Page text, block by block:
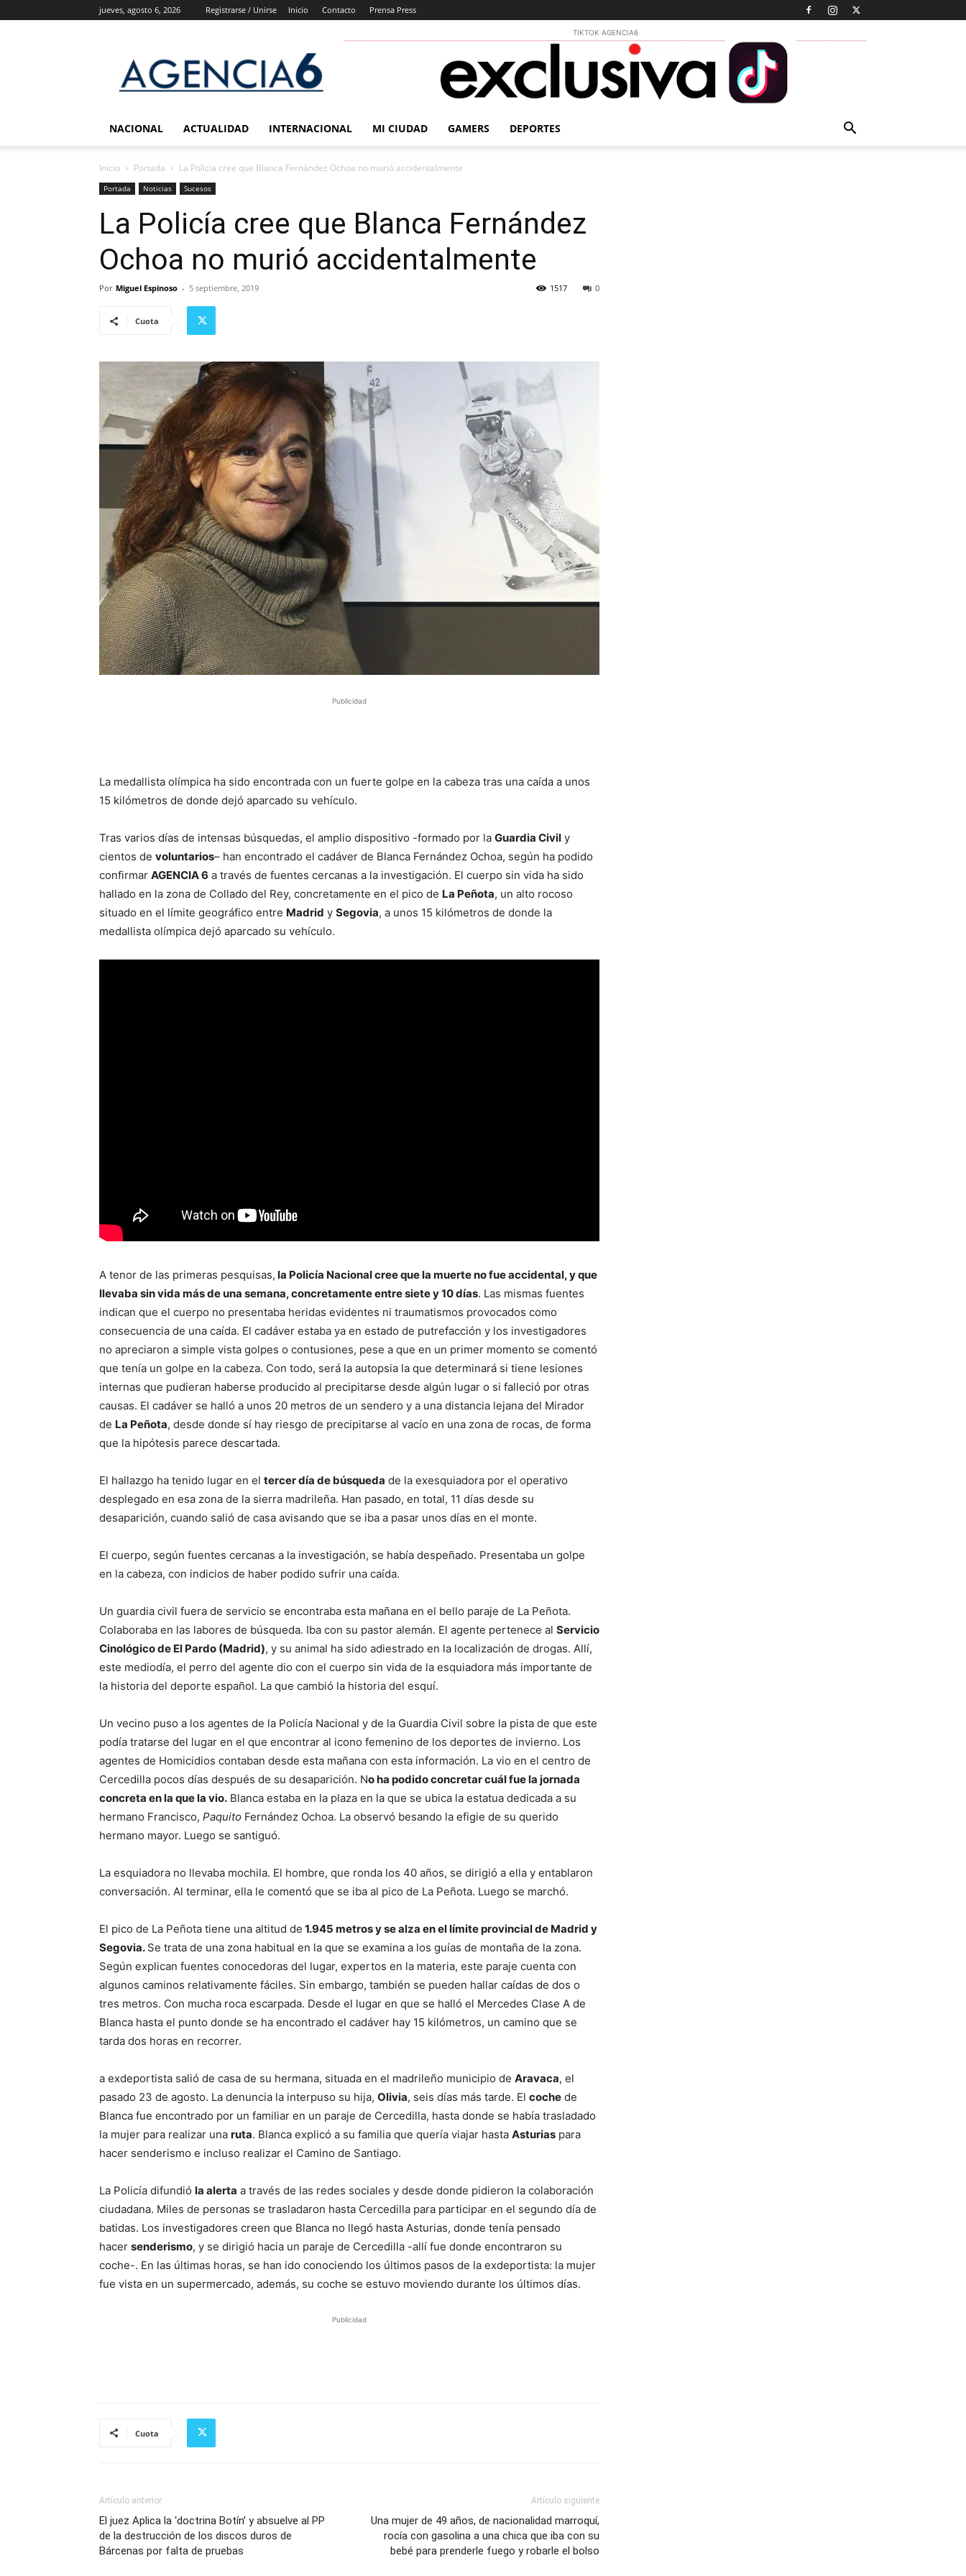
jueves, agosto 6, 2026 Registrarse / Unirse Inicio Contacto Prensa Press
6
Noticias
TIKTOK AGENCIA6
NACIONAL ACTUALIDAD INTERNACIONAL MI CIUDAD GAMERS DEPORTES
Inicio Portada La Policía cree que Blanca Fernández Ochoa no murió accidentalmente
Portada Noticias Sucesos
La Policía cree que Blanca Fernández
Ochoa no murió accidentalmente
Por Miguel Espinoso - 5 septiembre, 2019 0
1517
Cuota
Publicidad
La medallista olímpica ha sido encontrada con un fuerte golpe en la cabeza tras una caída a unos
15 kilómetros de donde dejó aparcado su vehículo.
Tras varios días de intensas búsquedas, el amplio dispositivo -formado por la Guardia Civil y
cientos de voluntarios– han encontrado el cadáver de Blanca Fernández Ochoa, según ha podido
confirmar AGENCIA 6 a través de fuentes cercanas a la investigación. El cuerpo sin vida ha sido
hallado en la zona de Collado del Rey, concretamente en el pico de La Peñota, un alto rocoso
situado en el límite geográfico entre Madrid y Segovia, a unos 15 kilómetros de donde la
medallista olímpica dejó aparcado su vehículo.
A tenor de las primeras pesquisas, la Policía Nacional cree que la muerte no fue accidental, y que
llevaba sin vida más de una semana, concretamente entre siete y 10 días. Las mismas fuentes
indican que el cuerpo no presentaba heridas evidentes ni traumatismos provocados como
consecuencia de una caída. El cadáver estaba ya en estado de putrefacción y los investigadores
no apreciaron a simple vista golpes o contusiones, pese a que en un primer momento se comentó
que tenía un golpe en la cabeza. Con todo, será la autopsia la que determinará si tiene lesiones
internas que pudieran haberse producido al precipitarse desde algún lugar o si falleció por otras
causas. El cadáver se halló a unos 20 metros de un sendero y a una distancia lejana del Mirador
de La Peñota, desde donde sí hay riesgo de precipitarse al vacío en una zona de rocas, de forma
que la hipótesis parece descartada.
El hallazgo ha tenido lugar en el tercer día de búsqueda de la exesquiadora por el operativo
desplegado en esa zona de la sierra madrileña. Han pasado, en total, 11 días desde su
desaparición, cuando salió de casa avisando que se iba a pasar unos días en el monte.
El cuerpo, según fuentes cercanas a la investigación, se había despeñado. Presentaba un golpe
en la cabeza, con indicios de haber podido sufrir una caída.
Un guardia civil fuera de servicio se encontraba esta mañana en el bello paraje de La Peñota.
Colaboraba en las labores de búsqueda. Iba con su pastor alemán. El agente pertenece al Servicio
Cinológico de El Pardo (Madrid), y su animal ha sido adiestrado en la localización de drogas. Allí,
este mediodía, el perro del agente dio con el cuerpo sin vida de la esquiadora más importante de
la historia del deporte español. La que cambió la historia del esquí.
Un vecino puso a los agentes de la Policía Nacional y de la Guardia Civil sobre la pista de que este
podía tratarse del lugar en el que encontrar al icono femenino de los deportes de invierno. Los
agentes de Homicidios contaban desde esta mañana con esta información. La vio en el centro de
Cercedilla pocos días después de su desaparición. No ha podido concretar cuál fue la jornada
concreta en la que la vio. Blanca estaba en la plaza en la que se ubica la estatua dedicada a su
hermano Francisco, Paquito Fernández Ochoa. La observó besando la efigie de su querido
hermano mayor. Luego se santiguó.
La esquiadora no llevaba mochila. El hombre, que ronda los 40 años, se dirigió a ella y entablaron
conversación. Al terminar, ella le comentó que se iba al pico de La Peñota. Luego se marchó.
El pico de La Peñota tiene una altitud de 1.945 metros y se alza en el límite provincial de Madrid y
Segovia. Se trata de una zona habitual en la que se examina a los guías de montaña de la zona.
Según explican fuentes conocedoras del lugar, expertos en la materia, este paraje cuenta con
algunos caminos relativamente fáciles. Sin embargo, también se pueden hallar caídas de dos o
tres metros. Con mucha roca escarpada. Desde el lugar en que se halló el Mercedes Clase A de
Blanca hasta el punto donde se ha encontrado el cadáver hay 15 kilómetros, un camino que se
tarda dos horas en recorrer.
a exdeportista salió de casa de su hermana, situada en el madrileño municipio de Aravaca, el
pasado 23 de agosto. La denuncia la interpuso su hija, Olivia, seis días más tarde. El coche de
Blanca fue encontrado por un familiar en un paraje de Cercedilla, hasta donde se había trasladado
la mujer para realizar una ruta. Blanca explicó a su familia que quería viajar hasta Asturias para
hacer senderismo e incluso realizar el Camino de Santiago.
La Policía difundió la alerta a través de las redes sociales y desde donde pidieron la colaboración
ciudadana. Miles de personas se trasladaron hasta Cercedilla para participar en el segundo día de
batidas. Los investigadores creen que Blanca no llegó hasta Asturias, donde tenía pensado
hacer senderismo, y se dirigió hacia un paraje de Cercedilla -allí fue donde encontraron su
coche-. En las últimas horas, se han ido conociendo los últimos pasos de la exdeportista: la mujer
fue vista en un supermercado, además, su coche se estuvo moviendo durante los últimos días.
Publicidad
Cuota
Artículo anterior
El juez Aplica la ‘doctrina Botín’ y absuelve al PP
de la destrucción de los discos duros de
Bárcenas por falta de pruebas
Artículo siguiente
Una mujer de 49 años, de nacionalidad marroquí,
rocía con gasolina a una chica que iba con su
bebé para prenderle fuego y robarle el bolso